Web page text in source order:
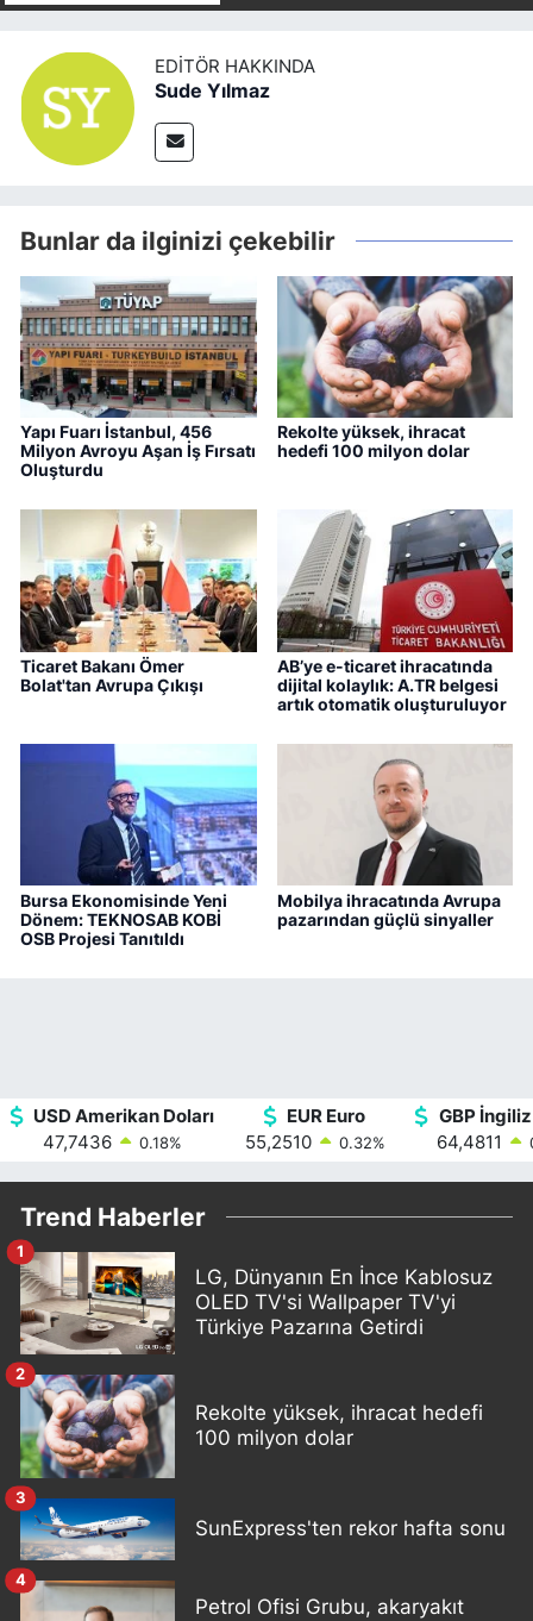
EDITÖR HAKKINDA
Sude Yılmaz
Bunlar da ilginizi çekebilir
Yapı Fuarı İstanbul, 456
Milyon Avroyu Aşan İş Fırsatı
Oluşturdu
Rekolte yüksek, ihracat
hedefi 100 milyon dolar
Ticaret Bakanı Ömer
Bolat'tan Avrupa Çıkışı
AB’ye e-ticaret ihracatında
dijital kolaylık: A.TR belgesi
artık otomatik oluşturuluyor
Bursa Ekonomisinde Yeni
Dönem: TEKNOSAB KOBİ
OSB Projesi Tanıtıldı
Mobilya ihracatında Avrupa
pazarından güçlü sinyaller
USD Amerikan Doları
47,7436
0.18%
EUR Euro
55,2510
0.32%
GBP
64,4811
Trend Haberler
LG, Dünyanın En İnce Kablosuz
OLED TV'si Wallpaper TV'yi
Türkiye Pazarına Getirdi
1
Rekolte yüksek, ihracat hedefi
100 milyon dolar
2
SunExpress'ten rekor hafta sonu
3
Petrol Ofisi Grubu, akaryakıt
4